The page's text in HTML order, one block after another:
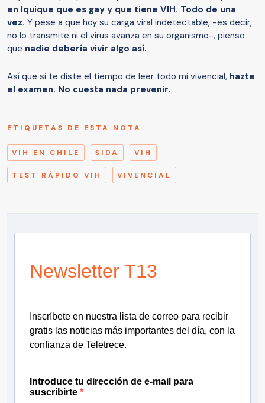
en Iquique que es gay y que tiene VIH. Todo de una
vez. Y pese a que hoy su carga viral indetectable, -es decir,
no lo transmite ni el virus avanza en su organismo-, pienso
que nadie debería vivir algo así.
Así que si te diste el tiempo de leer todo mi vivencial, hazte
el examen. No cuesta nada prevenir.
ETIQUETAS DE ESTA NOTA
VIH EN CHILE SIDA VIH
TEST RÁPIDO VIH VIVENCIAL
Newsletter T13
Inscríbete en nuestra lista de correo para recibir
gratis las noticias más importantes del día, con la
confianza de Teletrece.
Introduce tu dirección de e-mail para
suscribirte